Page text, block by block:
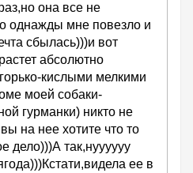
она все не
однажды мне повезло и
сбылась)))и вот
абсолютно
кислыми мелкими
моей собаки-
гурманки) никто не
на нее хотите что то
дело)))А так,нуууууу
ее в